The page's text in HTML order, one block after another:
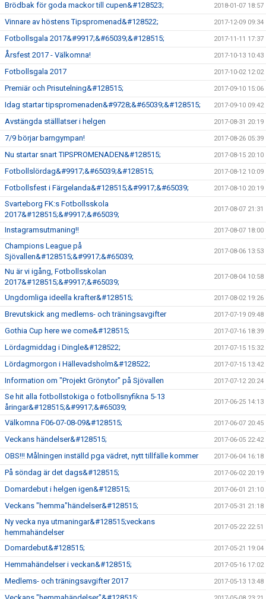
Brödbak för goda mackor till cupen&#128523; 2018-01-07 18:57
Vinnare av höstens Tipspromenad&#128522; 2017-12-09 09:34
Fotbollsgala 2017&#9917;&#65039;&#128515; 2017-11-11 17:37
Årsfest 2017 - Välkomna! 2017-10-13 10:43
Fotbollsgala 2017 2017-10-02 12:02
Premiär och Prisutelning&#128515; 2017-09-10 15:06
Idag startar tipspromenaden&#9728;&#65039;&#128515; 2017-09-10 09:42
Avstängda ställlatser i helgen 2017-08-31 20:19
7/9 börjar barngympan! 2017-08-26 05:39
Nu startar snart TIPSPROMENADEN&#128515; 2017-08-15 20:10
Fotbollslördag&#9917;&#65039;&#128515; 2017-08-12 10:09
Fotbollsfest i Färgelanda&#128515;&#9917;&#65039; 2017-08-10 20:19
Svarteborg FK:s Fotbollsskola
2017&#128515;&#9917;&#65039;
2017-08-07 21:31
Instagramsutmaning!! 2017-08-07 18:00
Champions League på
Sjövallen&#128515;&#9917;&#65039;
2017-08-06 13:53
Nu är vi igång, Fotbollsskolan
2017&#128515;&#9917;&#65039;
2017-08-04 10:58
Ungdomliga ideella krafter&#128515; 2017-08-02 19:26
Brevutskick ang medlems- och träningsavgifter 2017-07-19 09:48
Gothia Cup here we come&#128515; 2017-07-16 18:39
Lördagmiddag i Dingle&#128522; 2017-07-15 15:32
Lördagmorgon i Hällevadsholm&#128522; 2017-07-15 13:42
Information om "Projekt Grönytor" på Sjövallen 2017-07-12 20:24
Se hit alla fotbollstokiga o fotbollsnyfikna 5-13
åringar&#128515;&#9917;&#65039;
2017-06-25 14:13
Välkomna F06-07-08-09&#128515; 2017-06-07 20:45
Veckans händelser&#128515; 2017-06-05 22:42
OBS!!! Målningen inställd pga vädret, nytt tillfälle kommer 2017-06-04 16:18
På söndag är det dags&#128515; 2017-06-02 20:19
Domardebut i helgen igen&#128515; 2017-06-01 21:10
Veckans "hemma"händelser&#128515; 2017-05-31 21:18
Ny vecka nya utmaningar&#128515;veckans
hemmahändelser
2017-05-22 22:51
Domardebut&#128515; 2017-05-21 19:04
Hemmahändelser i veckan&#128515; 2017-05-16 17:02
Medlems- och träningsavgifter 2017 2017-05-13 13:48